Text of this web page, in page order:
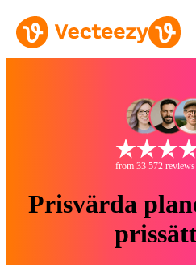
from 33 572
Prisvärda